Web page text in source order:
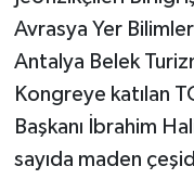
Avrasya Yer
Antalya Belek
Kongreye katılan
Başkanı İbrahim
sayıda maden
İlçeler
Köşe Yazıları
Kültür Sanat